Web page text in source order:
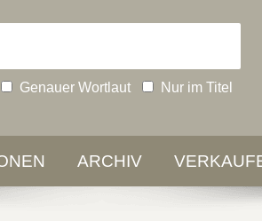
Genauer Wortlaut Nur im Titel
ARCHIV